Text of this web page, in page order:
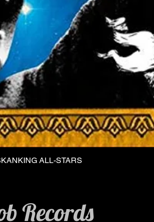
Vista rapida
ALL-STARS
Records